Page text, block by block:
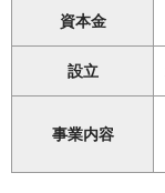
資本金
設立
事業内容